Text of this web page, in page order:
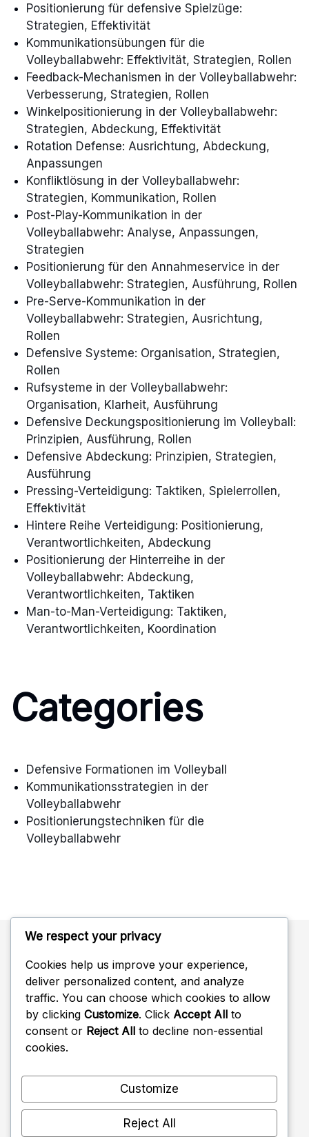
Positionierung für defensive Spielzüge:
Strategien, Effektivität
Kommunikationsübungen für die
Volleyballabwehr: Effektivität, Strategien, Rollen
Feedback-Mechanismen in der Volleyballabwehr:
Verbesserung, Strategien, Rollen
Winkelpositionierung in der Volleyballabwehr:
Strategien, Abdeckung, Effektivität
Rotation Defense: Ausrichtung, Abdeckung,
Anpassungen
Konfliktlösung in der Volleyballabwehr:
Strategien, Kommunikation, Rollen
Post-Play-Kommunikation in der
Volleyballabwehr: Analyse, Anpassungen,
Strategien
Positionierung für den Annahmeservice in der
Volleyballabwehr: Strategien, Ausführung, Rollen
Pre-Serve-Kommunikation in der
Volleyballabwehr: Strategien, Ausrichtung,
Rollen
Defensive Systeme: Organisation, Strategien,
Rollen
Rufsysteme in der Volleyballabwehr:
Organisation, Klarheit, Ausführung
Defensive Deckungspositionierung im Volleyball:
Prinzipien, Ausführung, Rollen
Defensive Abdeckung: Prinzipien, Strategien,
Ausführung
Pressing-Verteidigung: Taktiken, Spielerrollen,
Effektivität
Hintere Reihe Verteidigung: Positionierung,
Verantwortlichkeiten, Abdeckung
Positionierung der Hinterreihe in der
Volleyballabwehr: Abdeckung,
Verantwortlichkeiten, Taktiken
Man-to-Man-Verteidigung: Taktiken,
Verantwortlichkeiten, Koordination
Categories
Defensive Formationen im Volleyball
Kommunikationsstrategien in der
Volleyballabwehr
Positionierungstechniken für die
Volleyballabwehr
Kategorien
Defensive Formationen im Volleyball
Kommunikationsstrategien in der Volleyballabwehr
We respect your privacy
Cookies help us improve your experience,
deliver personalized content, and analyze
traffic. You can choose which cookies to allow
by clicking Customize. Click Accept All to
consent or Reject All to decline non-essential
cookies.
Customize
Reject All